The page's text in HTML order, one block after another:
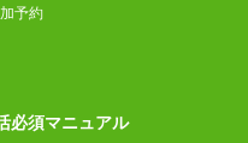
予約
必須マニュアル